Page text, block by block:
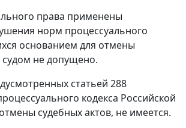
права применены
норм процессуального
основанием для отмены
судом не допущено.
статьей 288
кодекса Российской
судебных актов, не имеется.